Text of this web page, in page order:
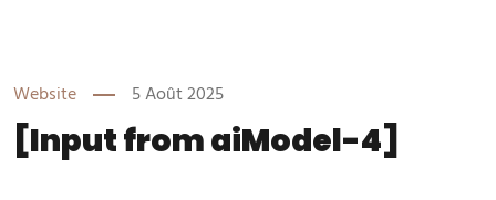
Website 5 Août 2025
[Input from aiModel-4]